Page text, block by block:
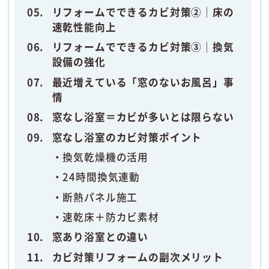
リフォームでできるカビ対策②｜床の
速乾性能向上
リフォームでできるカビ対策③｜換気
設備の強化
最近増えている「窓のないお風呂」事
情
窓なし浴室＝カビが多いとは限らない
窓なし浴室のカビ対策ポイント
換気乾燥機の活用
24時間換気連動
断熱パネル施工
速乾床＋防カビ素材
窓あり浴室との違い
カビ対策リフォームの副次メリット